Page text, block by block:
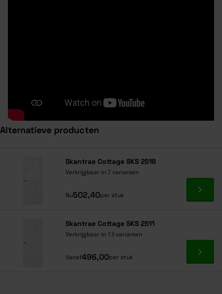
Alternatieve producten
Skantrae Cottage SKS 2518
Verkrijgbaar in 7 varianten
Nu502,40per stuk Ga
Skantrae Cottage SKS 2511
Verkrijgbaar in 13 varianten
Vanaf496,00per stuk Ga